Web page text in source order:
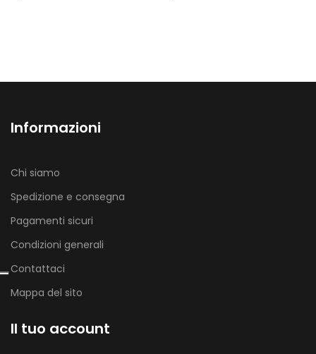
Informazioni
Chi siamo
Spedizione e consegna
Pagamenti sicuri
Condizioni generali
Contattaci
Mappa del sito
Il tuo account